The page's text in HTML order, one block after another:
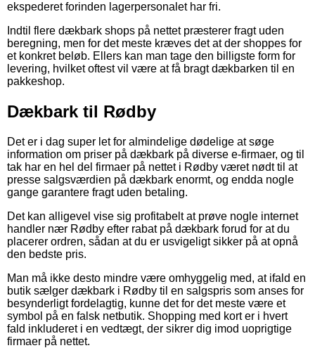
ekspederet forinden lagerpersonalet har fri.
Indtil flere dækbark shops på nettet præsterer fragt uden
beregning, men for det meste kræves det at der shoppes for
et konkret beløb. Ellers kan man tage den billigste form for
levering, hvilket oftest vil være at få bragt dækbarken til en
pakkeshop.
Dækbark til Rødby
Det er i dag super let for almindelige dødelige at søge
information om priser på dækbark på diverse e-firmaer, og til
tak har en hel del firmaer på nettet i Rødby været nødt til at
presse salgsværdien på dækbark enormt, og endda nogle
gange garantere fragt uden betaling.
Det kan alligevel vise sig profitabelt at prøve nogle internet
handler nær Rødby efter rabat på dækbark forud for at du
placerer ordren, sådan at du er usvigeligt sikker på at opnå
den bedste pris.
Man må ikke desto mindre være omhyggelig med, at ifald en
butik sælger dækbark i Rødby til en salgspris som anses for
besynderligt fordelagtig, kunne det for det meste være et
symbol på en falsk netbutik. Shopping med kort er i hvert
fald inkluderet i en vedtægt, der sikrer dig imod uoprigtige
firmaer på nettet.